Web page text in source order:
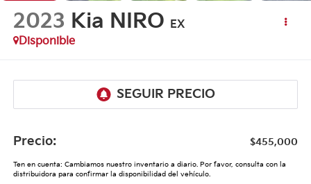
2023 Kia NIRO
EX
Disponible
Precio: $455,000
Ten en cuenta: Cambiamos nuestro inventario a diario. Por favor, consulta con la
distribuidora para confirmar la disponibilidad del vehículo.